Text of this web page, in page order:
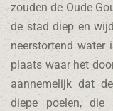
zouden de Oude
de stad diep en
neerstortend
plaats waar het
aannemelijk dat
diepe poelen,